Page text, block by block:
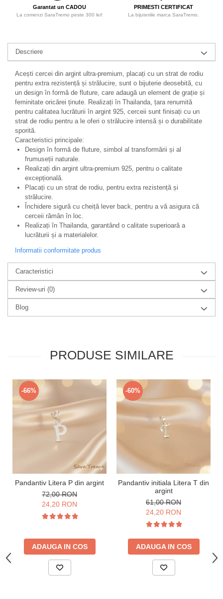
Garantat un CADOU
La comenzi SaraTremo peste 300 lei!
PRIMESTI CERTIFICAT
La bijuteriile marca SaraTremo.
Descriere
Acești cercei din argint ultra-premium, placați cu un strat de rodiu
pentru extra rezistență și strălucire, sunt o bijuterie deosebită, cu
un design în formă de fluture, care adaugă un element de grație și
feminitate oricărei ținute. Realizați în Thailanda, țara renumită
pentru calitatea lucrăturii în argint 925, cerceii sunt finisați cu un
strat de rodiu pentru a le oferi o strălucire intensă și o durabilitate
sporită.
Caracteristici principale:
Design în formă de fluture, simbol al transformării și al
frumuseții naturale.
Realizați din argint ultra-premium 925, pentru o calitate
excepțională.
Placați cu un strat de rodiu, pentru extra rezistență și
strălucire.
Închidere sigură cu cheiță lever back, pentru a vă asigura că
cerceii rămân în loc.
Realizați în Thailanda, garantând o calitate superioară a
lucrăturii și a materialelor.
Informatii conformitate produs
Caracteristici
Review-uri (0)
Blog
PRODUSE SIMILARE
-66%
Pandantiv Litera P din argint
72,00 RON
24,20 RON
ADAUGA IN COS
-60%
Pandantiv initiala Litera T din
argint
61,00 RON
24,20 RON
ADAUGA IN COS